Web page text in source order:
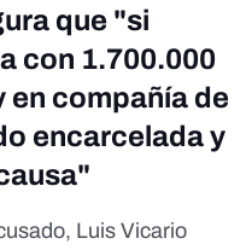
que "si
con 1.700.000
en compañía de
encarcelada y
Luis Vicario